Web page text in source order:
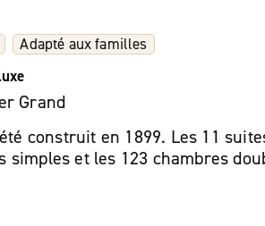
Adapté aux familles
Grand
construit en 1899. Les 11
simples et les 123 chambres